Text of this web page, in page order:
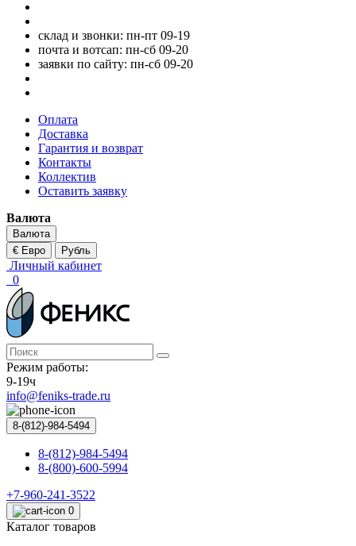
склад и звонки: пн-пт 09-19
почта и вотсап: пн-сб 09-20
заявки по сайту: пн-сб 09-20
Оплата
Доставка
Гарантия и возврат
Контакты
Коллектив
Оставить заявку
Валюта
Валюта
€ Евро
Рубль
Личный кабинет
0
Режим работы:
9-19ч
info@feniks-trade.ru
8-(812)-984-5494
8-(812)-984-5494
8-(800)-600-5994
+7-960-241-3522
0
Каталог товаров